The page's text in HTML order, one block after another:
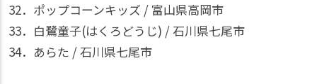
32．ポップコーンキッズ / 富山県高岡市
33．白鷺童子(はくろどうじ) / 石川県七尾市
34．あらた / 石川県七尾市